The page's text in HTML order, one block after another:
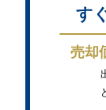
す
売却